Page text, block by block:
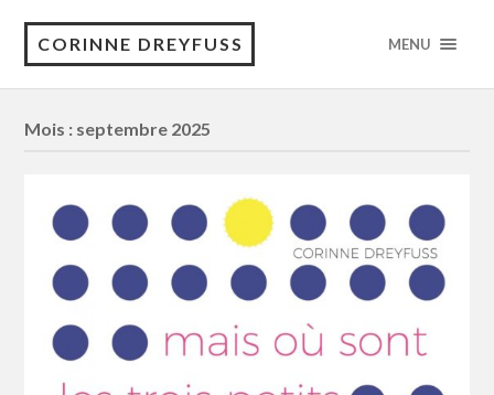
CORINNE DREYFUSS MENU
Mois : septembre 2025